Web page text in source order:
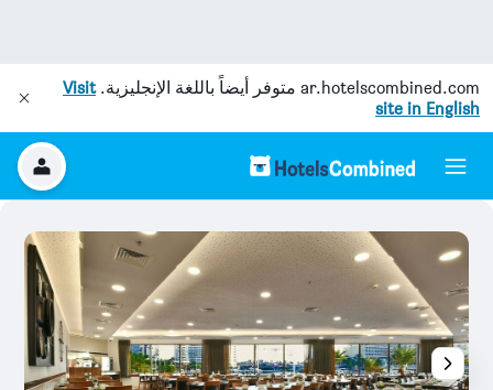
ar.hotelscombined.com متوفر أيضاً باللغة الإنجليزية.Visit
site in English